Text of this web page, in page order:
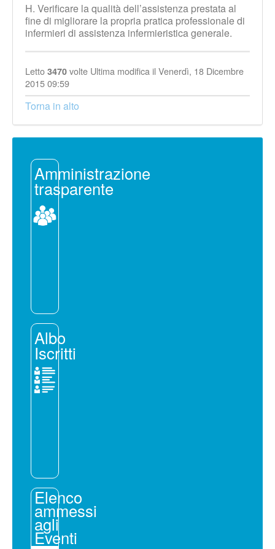
H. Verificare la qualità dell’assistenza prestata al
fine di migliorare la propria pratica professionale di
infermieri di assistenza infermieristica generale.
Letto 3470 volte Ultima modifica il Venerdì, 18 Dicembre
2015 09:59
Torna in alto
Amministrazione
trasparente
Albo
Iscritti
Elenco
ammessi
agli
Eventi